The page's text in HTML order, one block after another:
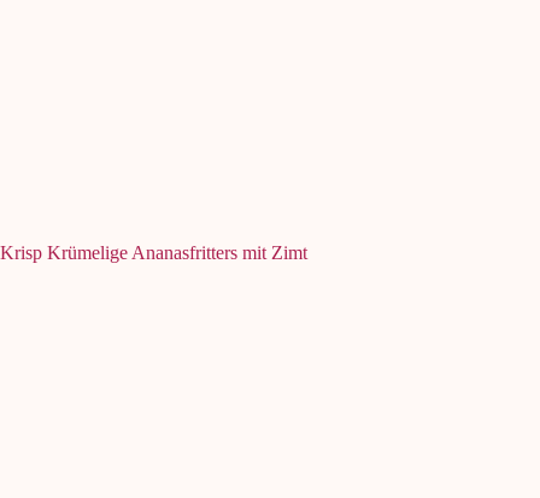
Krisp Krümelige Ananasfritters mit Zimt